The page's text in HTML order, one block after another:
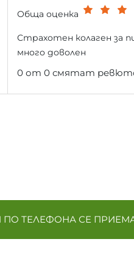
Обща оценка
Страхотен колаген за
много доволен
0 от 0 смятат ревюто
ТЕЛЕФОНА СЕ